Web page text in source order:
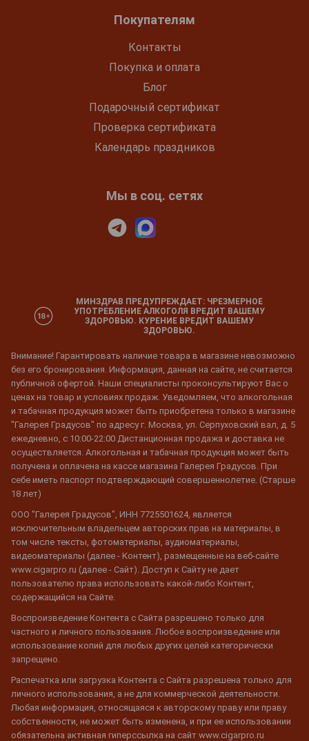
Покупателям
Контакты
Покупка и оплата
Блог
Подарочный сертификат
Проверка сертификата
Календарь праздников
Мы в соц. сетях
МИНЗДРАВ ПРЕДУПРЕЖДАЕТ: ЧРЕЗМЕРНОЕ
УПОТРЕБЛЕНИЕ АЛКОГОЛЯ ВРЕДИТ ВАШЕМУ
ЗДОРОВЬЮ. КУРЕНИЕ ВРЕДИТ ВАШЕМУ
ЗДОРОВЬЮ.
Внимание! Гарантировать наличие товара в магазине невозможно
без его бронирования. Информация, данная на сайте, не считается
публичной офертой. Наши специалисты проконсультируют Вас о
ценах на товар и условиях продаж. Уведомляем, что алкогольная
и табачная продукция может быть приобретена только в магазине
"Галерея Градусов" по адресу г. Москва, ул. Серпуховский вал, д. 5
ежедневно, с 10:00-22:00 Дистанционная продажа и доставка не
осуществляется. Алкогольная и табачная продукция может быть
получена и оплачена на кассе магазина Галерея Градусов. При
себе иметь паспорт подтверждающий совершеннолетие. (Старше
18 лет)
ООО "Галерея Градусов", ИНН 7725501624, является
исключительным владельцем авторских прав на материалы, в
том числе тексты, фотоматериалы, аудиоматериалы,
видеоматериалы (далее - Контент), размещенные на веб-сайте
www.cigarpro.ru (далее - Сайт). Доступ к Сайту не дает
пользователю права использовать какой-либо Контент,
содержащийся на Сайте.
Воспроизведение Контента с Сайта разрешено только для
частного и личного пользования. Любое воспроизведение или
использование копий для любых других целей категорически
запрещено.
Распечатка или загрузка Контента с Сайта разрешена только для
личного использования, а не для коммерческой деятельности.
Любая информация, относящаяся к авторскому праву или праву
собственности, не может быть изменена, и при ее использовании
обязательна активная гиперссылка на сайт www.cigarpro.ru